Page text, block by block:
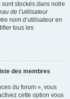
stockés dans notre
de l’utilisateur
nom d’utilisateur en
tous les
des membres
du forum », vous
cette option vous